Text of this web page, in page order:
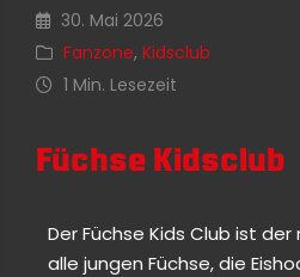
30. Mai 2026
Fanzone, Kidsclub
1 Min. Lesezeit
Füchse Kidsclub
Der Füchse Kids Club ist
alle jungen Füchse, die